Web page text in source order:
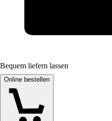
Bequem liefern lassen
Online bestellen